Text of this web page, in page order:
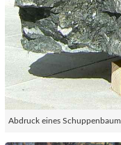
Abdruck eines